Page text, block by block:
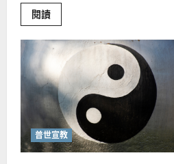
閱讀Read
more
如
何
民
間
信
仰
傳
福
音？
｜
邢
普世宣教